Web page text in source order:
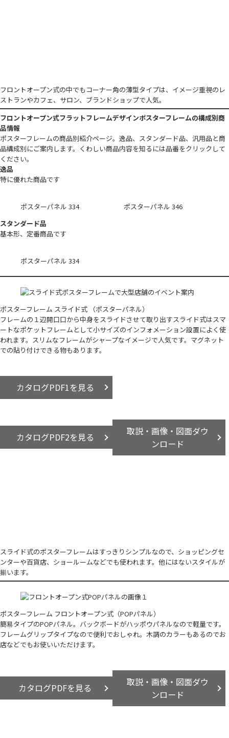
フロントオープン式の中でもコーナー角の薄型タイプは、イメージ重視のレ
ストランやカフェ、サロン、ブランドショップで人気。
フロントオープン式フラットフレームデザインポスターフレームの構成別商
品情報
ポスターフレームの商品別紹介ページ。逸品、スタンダード品、汎用品と商
品構成別にご案内します。くわしい商品内容を知るには品番をクリックして
ください。
逸品
特に優れた商品です
ポスターパネル 334
ポスターパネル 346
スタンダード品
基本形、定番商品です
ポスターパネル 334
ポスターフレーム スライド式 （ポスターパネル）
フレームの１辺開口口から中身をスライドさせて取り出すスライド式はスマ
ートなポケットフレームとして小サイズのインフォメーション設置によく使
われます。スリムなフレームがシャープなイメージで人気です。マグネット
での貼り付けできる物もあります。
カタログPDF1を見る
カタログPDF2を見る
取説・画像・図面ダウ
ンロード
スライド式のポスターフレームはすっきりシンプルなので、ショッピングセ
ンターや百貨店、ショールームなどでも使われます。他にはないスタイルが
揃います。
ポスターフレーム フロントオープン式（POPパネル）
簡易タイプのPOPパネル。バックボードがハッポウパネルなので軽量です。
フレームグリップタイプなので便利でおしゃれ。木調のカラーもあるのでお
店などでもお使いいただけます。
カタログPDFを見る
取説・画像・図面ダウ
ンロード